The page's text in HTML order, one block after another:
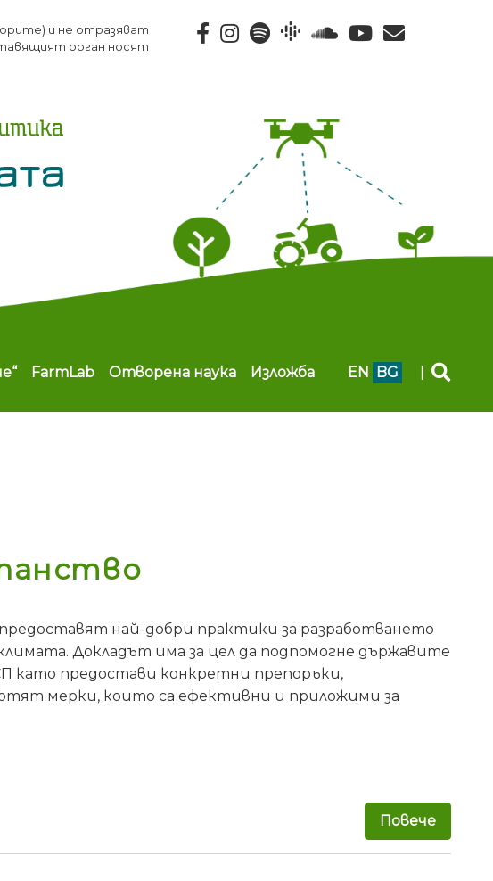
и не отразяват
орган носят
FarmLab Отворена наука Изложба EN BG
най-добри практики за разработването
Докладът има за цел да подпомогне държавите
като предостави конкретни препоръки,
мерки, които са ефективни и приложими за
Повече